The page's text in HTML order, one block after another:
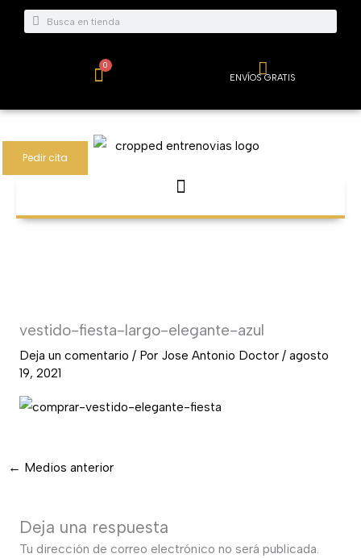
Buscar
Buscar
0
Carrito ENVÍOS GRATIS
Pedir cita
vestido-fiesta-largo-elegante-azul
Deja un comentario / Por Jose Antonio Doctor / agosto
19, 2021
← Medios anterior
Deja una respuesta
Tu dirección de correo electrónico no será publicada.